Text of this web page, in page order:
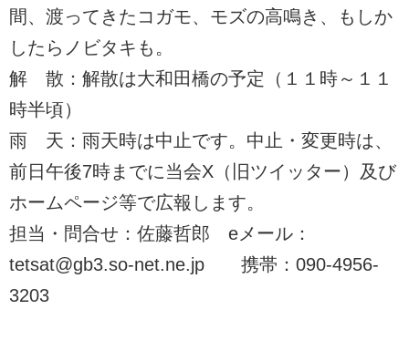
間、渡ってきたコガモ、モズの高鳴き、もしか
したらノビタキも。
解 散：解散は大和田橋の予定（１１時～１１
時半頃）
雨 天：雨天時は中止です。中止・変更時は、
前日午後7時までに当会X（旧ツイッター）及び
ホームページ等で広報します。
担当・問合せ：佐藤哲郎 eメール：
tetsat@gb3.so-net.ne.jp 携帯：090-4956-
3203